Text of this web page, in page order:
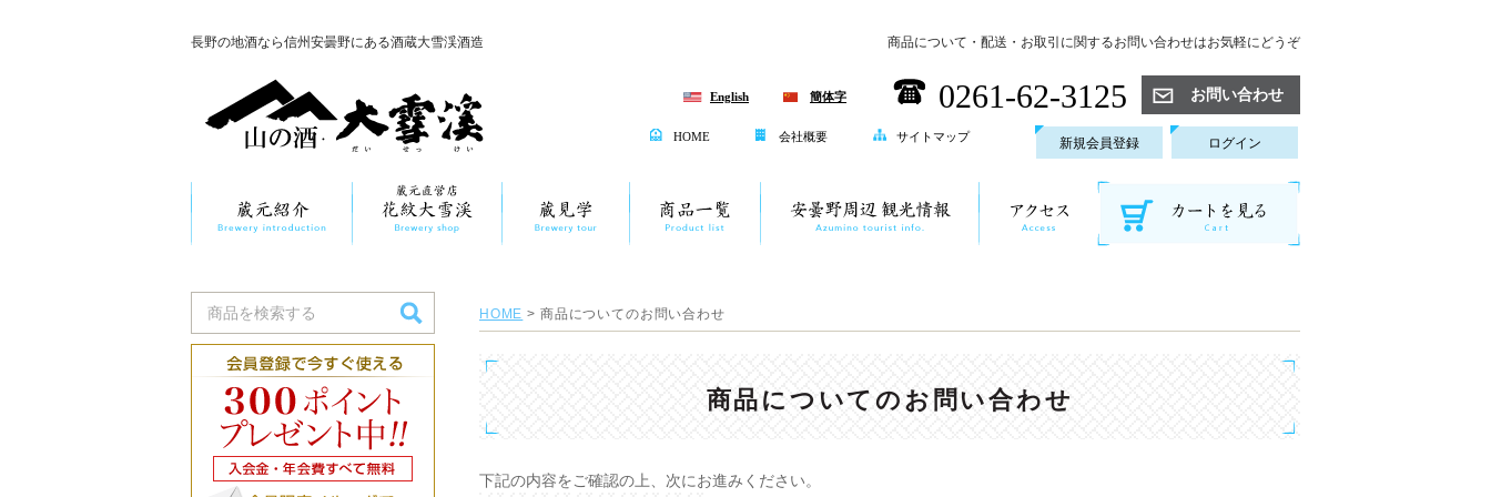
長野の地酒なら信州安曇野にある酒蔵大雪渓酒造 商品について・配送・お取引に関するお問い合わせはお気軽にどうぞ
English 簡体字 0261-62-3125 お問い合わせ
HOME 会社概要 サイトマップ 新規会員登録 ログイン
HOME > 商品についてのお問い合わせ
商品についてのお問い合わせ
下記の内容をご確認の上、次にお進みください。